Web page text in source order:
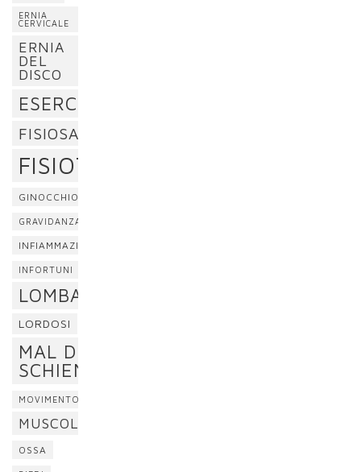
ERNIA
CERVICALE
ERNIA
DEL
DISCO
ESERCIZI
FISIOSAN
FISIOTERAPIA
GINOCCHIO
GRAVIDANZA
INFIAMMAZIONE
INFORTUNI
LOMBALGIA
LORDOSI
MAL DI
SCHIENA
MOVIMENTO
MUSCOLI
OSSA